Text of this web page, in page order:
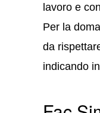
lavoro e
Per la
da
indicando